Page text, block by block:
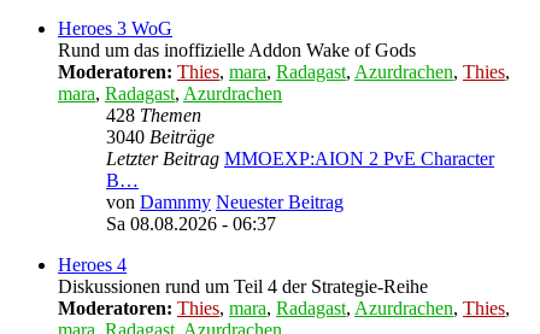
Heroes 3 WoG
Rund um das inoffizielle Addon Wake of Gods
Moderatoren: Thies, mara, Radagast, Azurdrachen, Thies,
mara, Radagast, Azurdrachen
428 Themen
3040 Beiträge
Letzter Beitrag MMOEXP:AION 2 PvE Character
B…
von Damnmy Neuester Beitrag
Sa 08.08.2026 - 06:37
Heroes 4
Diskussionen rund um Teil 4 der Strategie-Reihe
Moderatoren: Thies, mara, Radagast, Azurdrachen, Thies,